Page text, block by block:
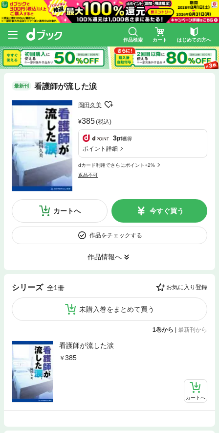
作品検索 カート はじめての方へ
最新刊 看護師が流した涙
岡田久美
385(税込)
3pt獲得
ポイント詳細
dカード利用でさらにポイント+2%
返品不可
カートへ 今すぐ買う
作品をチェックする
作品情報へ
シリーズ 全1冊 お気に入り登録
未購入巻をまとめて買う
1巻から 最新刊から
看護師が流した涙
385
カートへ